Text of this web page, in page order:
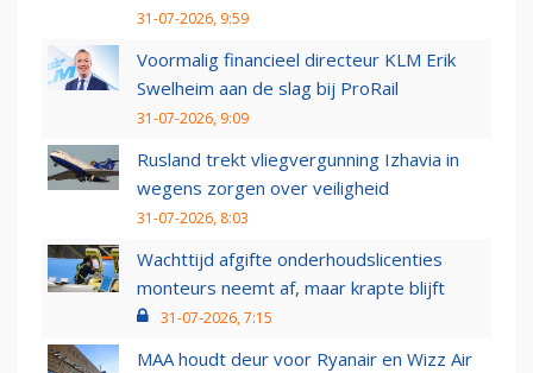
31-07-2026, 9:59
Voormalig financieel directeur KLM Erik
Swelheim aan de slag bij ProRail
31-07-2026, 9:09
Rusland trekt vliegvergunning Izhavia in
wegens zorgen over veiligheid
31-07-2026, 8:03
Wachttijd afgifte onderhoudslicenties
monteurs neemt af, maar krapte blijft
31-07-2026, 7:15
MAA houdt deur voor Ryanair en Wizz Air